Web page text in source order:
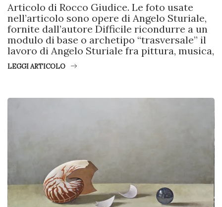
Articolo di Rocco Giudice. Le foto usate
nell’articolo sono opere di Angelo Sturiale,
fornite dall’autore Difficile ricondurre a un
modulo di base o archetipo “trasversale” il
lavoro di Angelo Sturiale fra pittura, musica,
LEGGI ARTICOLO